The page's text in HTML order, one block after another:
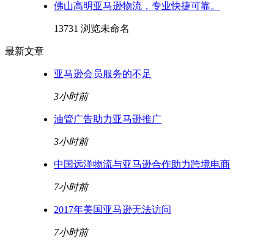
佛山高明亚马逊物流，专业快捷可靠。
13731 浏览未命名
最新文章
亚马逊会员服务的不足
3小时前
油管广告助力亚马逊推广
3小时前
中国远洋物流与亚马逊合作助力跨境电商
7小时前
2017年美国亚马逊无法访问
7小时前